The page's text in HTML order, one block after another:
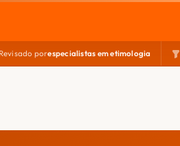
porespecialistas em etimologia